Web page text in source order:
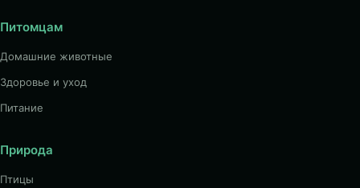
Питомцам
Домашние животные
Здоровье и уход
Питание
Природа
Птицы